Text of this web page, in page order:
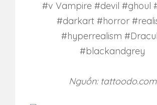
Nguồn: tattoodo.com